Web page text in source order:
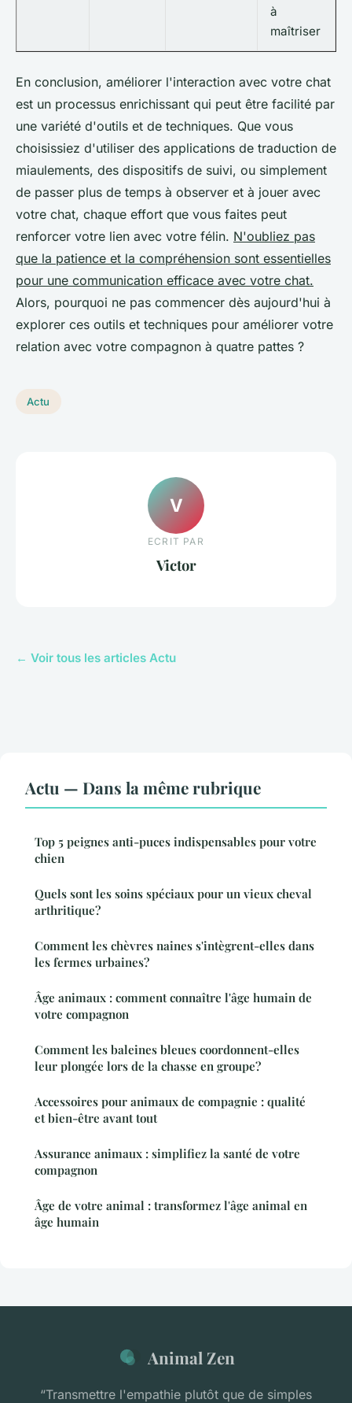
à
maîtriser
En conclusion, améliorer l'interaction avec votre chat
est un processus enrichissant qui peut être facilité par
une variété d'outils et de techniques. Que vous
choisissiez d'utiliser des applications de traduction de
miaulements, des dispositifs de suivi, ou simplement
de passer plus de temps à observer et à jouer avec
votre chat, chaque effort que vous faites peut
renforcer votre lien avec votre félin. N'oubliez pas
que la patience et la compréhension sont essentielles
pour une communication efficace avec votre chat.
Alors, pourquoi ne pas commencer dès aujourd'hui à
explorer ces outils et techniques pour améliorer votre
relation avec votre compagnon à quatre pattes ?
Actu
V
ECRIT PAR
Victor
← Voir tous les articles Actu
Actu — Dans la même rubrique
Top 5 peignes anti-puces indispensables pour votre
chien
Quels sont les soins spéciaux pour un vieux cheval
arthritique?
Comment les chèvres naines s'intègrent-elles dans
les fermes urbaines?
Âge animaux : comment connaître l'âge humain de
votre compagnon
Comment les baleines bleues coordonnent-elles
leur plongée lors de la chasse en groupe?
Accessoires pour animaux de compagnie : qualité
et bien-être avant tout
Assurance animaux : simplifiez la santé de votre
compagnon
Âge de votre animal : transformez l'âge animal en
âge humain
Animal Zen
“Transmettre l'empathie plutôt que de simples